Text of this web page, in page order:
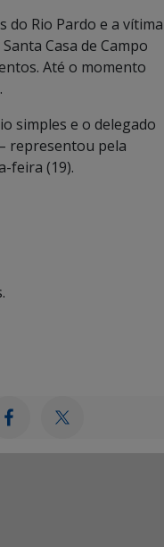
do Rio Pardo e a vítima
Casa de Campo
Até o momento
simples e o delegado
representou pela
feira (19).